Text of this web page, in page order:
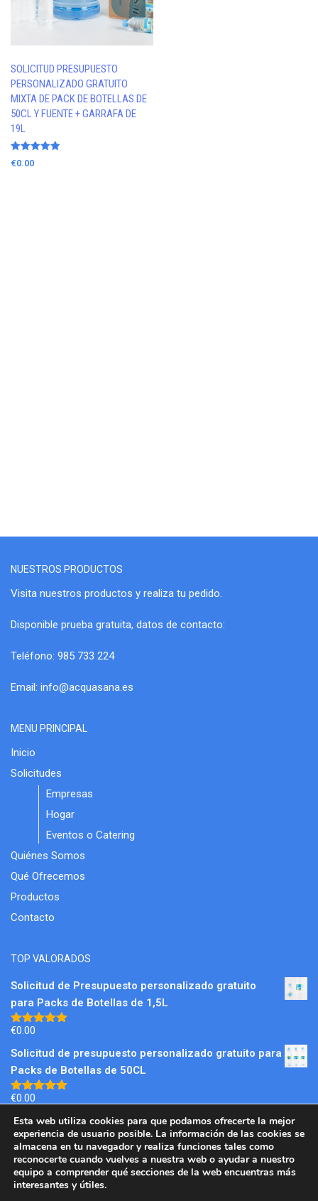
SOLICITUD PRESUPUESTO
PERSONALIZADO GRATUITO
MIXTA DE PACK DE BOTELLAS DE
50CL Y FUENTE + GARRAFA DE
19L
Valorado
con
€0.00
NUESTROS PRODUCTOS
Visita nuestros productos y realiza tu pedido.
Disponible prueba gratuita, datos de contacto:
Teléfono: 985 733 224
Email: info@acquasana.es
MENU PRINCIPAL
Inicio
Solicitudes
Empresas
Hogar
Eventos o Catering
Quiénes Somos
Qué Ofrecemos
Productos
Contacto
TOP VALORADOS
Solicitud de Presupuesto personalizado gratuito
para Packs de Botellas de 1,5L
Valorado
de 5
€0.00
Solicitud de presupuesto personalizado gratuito para
Packs de Botellas de 50CL
Valorado
de 5
€0.00
CATEGORÍAS DE PRODUCTO
Botellas 50CL (2)
Botellas de 1,5L (1)
Esta web utiliza cookies para que podamos ofrecerte la mejor
experiencia de usuario posible. La información de las cookies se
almacena en tu navegador y realiza funciones tales como
reconocerte cuando vuelves a nuestra web o ayudar a nuestro
equipo a comprender qué secciones de la web encuentras más
interesantes y útiles.